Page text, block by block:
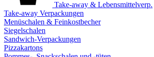
Take-away & Lebensmittelverp.
Take-away Verpackungen
Menüschalen & Feinkostbecher
Siegelschalen
Sandwich-Verpackungen
Pizzakartons